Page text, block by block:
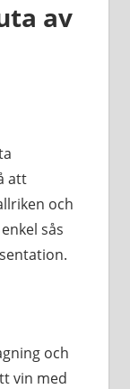
av
att
och
sås
och
vin med